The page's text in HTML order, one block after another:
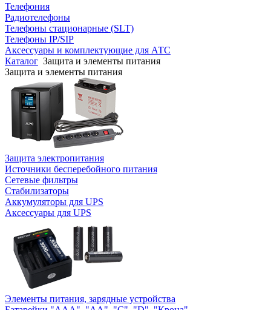
Телефония
Радиотелефоны
Телефоны стационарные (SLT)
Телефоны IP/SIP
Аксессуары и комплектующие для АТС
Каталог Защита и элементы питания
Защита и элементы питания
Защита электропитания
Источники бесперебойного питания
Сетевые фильтры
Стабилизаторы
Аккумуляторы для UPS
Аксессуары для UPS
Элементы питания, зарядные устройства